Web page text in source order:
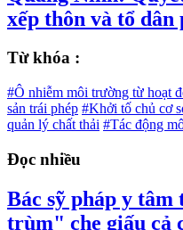
xếp thôn và tổ
Từ khóa :
#Ô nhiễm môi trường từ hoạt
sản trái phép #Khởi tố chủ cơ
quản lý chất thải #Tác động
Đọc nhiều
Bác sỹ pháp y
trùm" che giấu cả